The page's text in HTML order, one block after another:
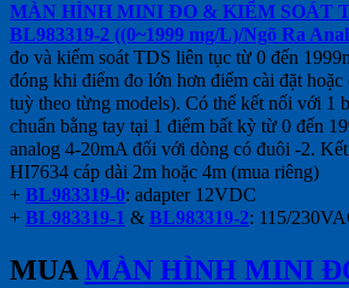
MÀN HÌNH MINI ĐO & KIỂM SOÁT
BL983319-2 ((0~1999 mg/L)/Ngõ Ra
đo và kiểm soát TDS liên tục từ 0 đến
đóng khi điểm đo lớn hơn điểm cài đặt hoặc
tuỳ theo từng models). Có thể kết nối với 1
chuẩn bằng tay tại 1 điểm bất kỳ từ 0 đến
analog 4-20mA đối với dòng có đuôi -2.
HI7634 cáp dài 2m hoặc 4m (mua riêng)
+ BL983319-0: adapter 12VDC
+ BL983319-1 & BL983319-2: 115/
MUAMÀN HÌNH MINI